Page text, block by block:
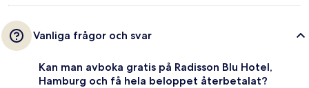
Vanliga frågor och svar
Kan man avboka gratis på Radisson Blu Hotel,
Hamburg och få hela beloppet återbetalat?